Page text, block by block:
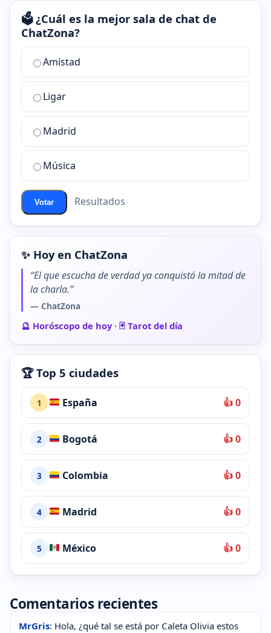
🗳️ ¿Cuál es la mejor sala de chat de
ChatZona?
¿Cuál
la
mejor
sala
chat
ChatZona?
Amistad
Ligar
Madrid
Música
Votar Resultados
✨ Hoy en ChatZona
“El que escucha de verdad ya conquistó la mitad de
la charla.”
— ChatZona
🔮 Horóscopo de hoy· 🃏 Tarot del día
🏆 Top 5 ciudades
1 España 👍 0
2 Bogotá 👍 0
3 Colombia 👍 0
4 Madrid 👍 0
5 México 👍 0
Comentarios recientes
MrGris: Hola, ¿qué tal se está por Caleta Olivia estos